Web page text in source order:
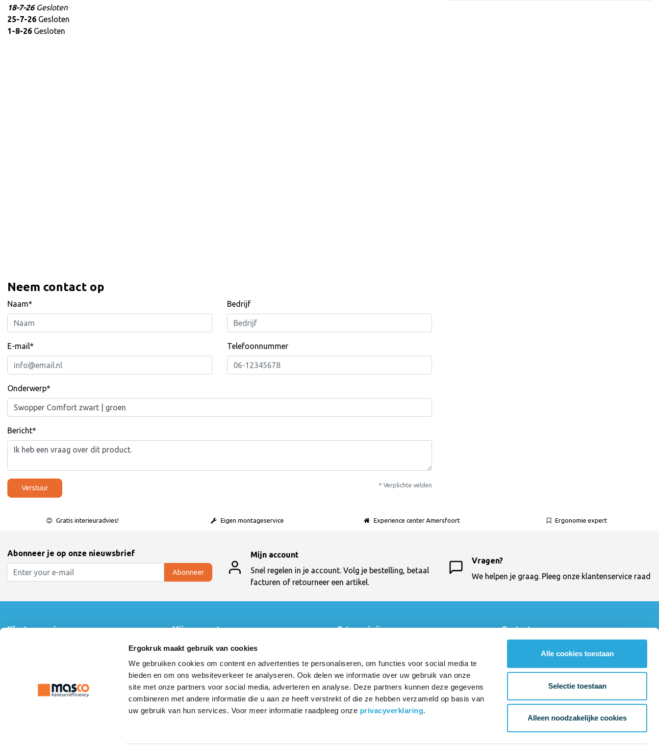
Ergokruk maakt gebruik van cookies
We gebruiken cookies om content en advertenties te personaliseren, om functies voor social media te
bieden en om ons websiteverkeer te analyseren. Ook delen we informatie over uw gebruik van onze
site met onze partners voor social media, adverteren en analyse. Deze partners kunnen deze gegevens
combineren met andere informatie die u aan ze heeft verstrekt of die ze hebben verzameld op basis van
uw gebruik van hun services. Voor meer informatie raadpleeg onze privacyverklaring.
Alle cookies toestaan
Selectie toestaan
Alleen noodzakelijke cookies
18-7-26Gesloten
25-7-26 Gesloten
1-8-26 Gesloten
Neem contact op
Naam* Bedrijf
E-mail* Telefoonnummer
Onderwerp*
Bericht*
Verstuur * Verplichte velden
Gratis interieuradvies! Eigen montageservice Experience center Amersfoort Ergonomie expert
Abonneer je op onze nieuwsbrief
Abonneer
Mijn account
Snel regelen in je account. Volg je bestelling, betaal
facturen of retourneer een artikel.
Vragen?
We helpen je graag. Pleeg onze klantenservice raad
Klantenservice
Montage instructie
Betaalmethoden
Mijn account
Mijn bestellingen
Mijn verlanglijst
Vergelijk producten
Categorieën
Bureau
Muvman
3Dee
Oyo
Top 10
Contactgegevens
Ergokruk
033 - 460 64 10
3812 RN Amersfoort
KvK Number: 31042815
BTW-number: NL804037589B01